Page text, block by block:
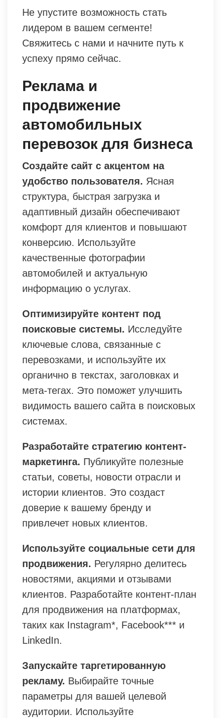
Не упустите возможность стать
лидером в вашем сегменте!
Свяжитесь с нами и начните путь к
успеху прямо сейчас.
Реклама и
продвижение
автомобильных
перевозок для бизнеса
Создайте сайт с акцентом на
удобство пользователя. Ясная
структура, быстрая загрузка и
адаптивный дизайн обеспечивают
комфорт для клиентов и повышают
конверсию. Используйте
качественные фотографии
автомобилей и актуальную
информацию о услугах.
Оптимизируйте контент под
поисковые системы. Исследуйте
ключевые слова, связанные с
перевозками, и используйте их
органично в текстах, заголовках и
мета-тегах. Это поможет улучшить
видимость вашего сайта в поисковых
системах.
Разработайте стратегию контент-
маркетинга. Публикуйте полезные
статьи, советы, новости отрасли и
истории клиентов. Это создаст
доверие к вашему бренду и
привлечет новых клиентов.
Используйте социальные сети для
продвижения. Регулярно делитесь
новостями, акциями и отзывами
клиентов. Разработайте контент-план
для продвижения на платформах,
таких как Instagram*, Facebook*** и
LinkedIn.
Запускайте таргетированную
рекламу. Выбирайте точные
параметры для вашей целевой
аудитории. Используйте